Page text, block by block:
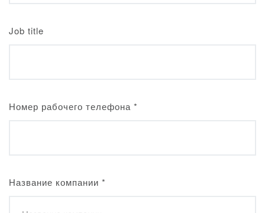
Job title
Номер рабочего телефона *
Название компании *